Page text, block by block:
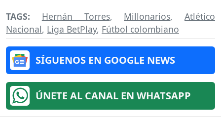
TAGS: Hernán Torres, Millonarios, Atlético
Nacional, Liga BetPlay, Fútbol colombiano
SÍGUENOS EN GOOGLE NEWS
ÚNETE AL CANAL EN WHATSAPP